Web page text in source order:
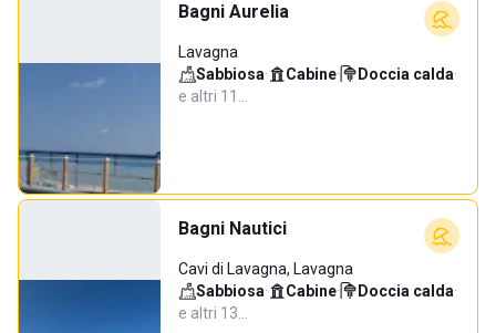
Bagni Aurelia
Lavagna
Sabbiosa· Cabine· Doccia calda·
e altri 11…
Bagni Nautici
Cavi di Lavagna, Lavagna
Sabbiosa· Cabine· Doccia calda·
e altri 13…